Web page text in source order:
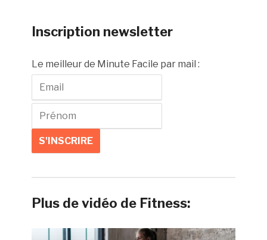
Inscription newsletter
Le meilleur de Minute Facile par mail :
Plus de vidéo de Fitness: